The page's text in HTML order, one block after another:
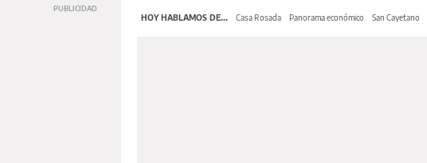
HOY HABLAMOS DE... Casa Rosada Panorama económico San Cayetano